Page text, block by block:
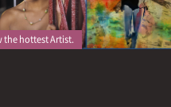
the hottest Artist.